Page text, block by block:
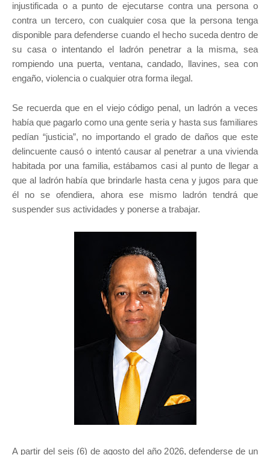
injustificada o a punto de ejecutarse contra una persona o
contra un tercero, con cualquier cosa que la persona tenga
disponible para defenderse cuando el hecho suceda dentro de
su casa o intentando el ladrón penetrar a la misma, sea
rompiendo una puerta, ventana, candado, llavines, sea con
engaño, violencia o cualquier otra forma ilegal.
Se recuerda que en el viejo código penal, un ladrón a veces
había que pagarlo como una gente seria y hasta sus familiares
pedían “justicia”, no importando el grado de daños que este
delincuente causó o intentó causar al penetrar a una vivienda
habitada por una familia, estábamos casi al punto de llegar a
que al ladrón había que brindarle hasta cena y jugos para que
él no se ofendiera, ahora ese mismo ladrón tendrá que
suspender sus actividades y ponerse a trabajar.
A partir del seis (6) de agosto del año 2026, defenderse de un